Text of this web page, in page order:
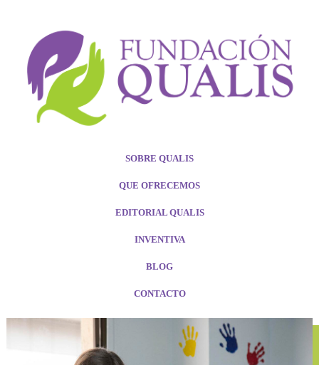
SOBRE QUALIS
QUE OFRECEMOS
EDITORIAL QUALIS
INVENTIVA
BLOG
CONTACTO